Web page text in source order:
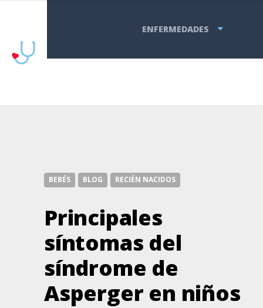
ENFERMEDADES
BEBÉS BLOG RECIÉN NACIDOS
Principales
síntomas del
síndrome de
Asperger en niños